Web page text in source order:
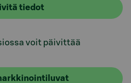
tiedot
voit päivittää